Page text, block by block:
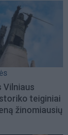
Vilniaus
teiginiai
žinomiausių